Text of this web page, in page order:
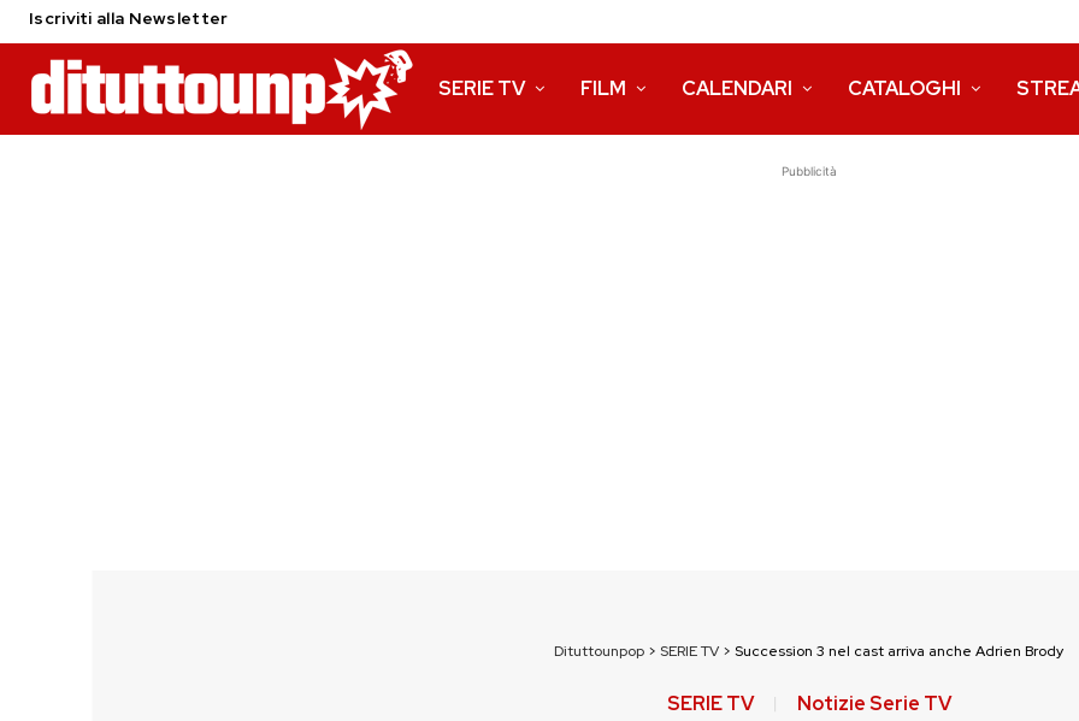
Iscriviti alla Newsletter
SERIE TV FILM CALENDARI CATALOGHI
Pubblicità
Dituttounpop > SERIE TV > Succession 3 nel cast arriva anche Adrien Brody
SERIE TV Notizie Serie TV